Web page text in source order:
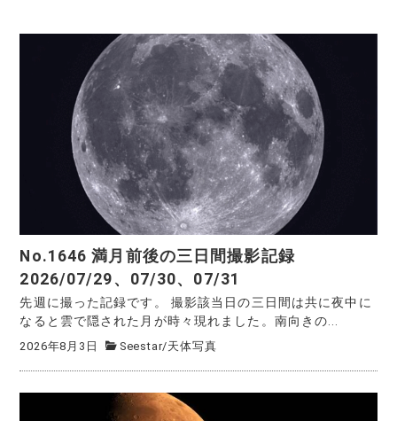
No.1646 満月前後の三日間撮影記録
2026/07/29、07/30、07/31
先週に撮った記録です。 撮影該当日の三日間は共に夜中に
なると雲で隠された月が時々現れました。南向きの...
2026年8月3日 Seestar/天体写真